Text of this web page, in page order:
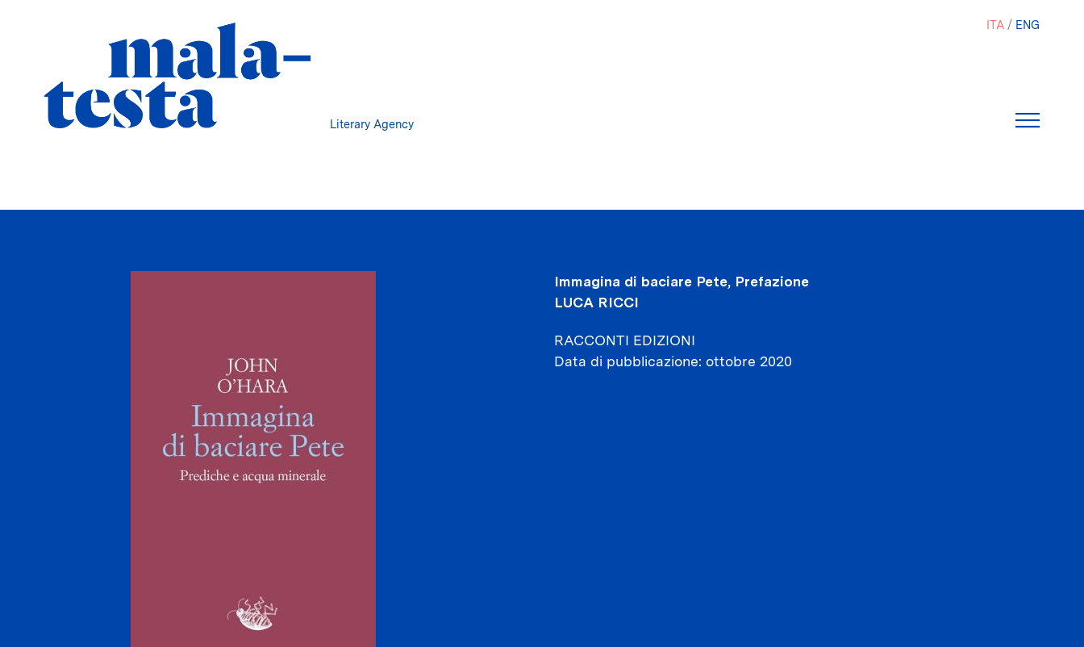
Literary Agency
ITA ENG
Immagina di baciare Pete, Prefazione
LUCA RICCI
RACCONTI EDIZIONI
Data di pubblicazione ottobre 2020